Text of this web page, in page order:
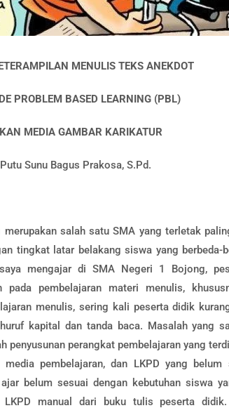
MENULIS TEKS ANEKDOT
PROBLEM BASED LEARNING (PBL)
MEDIA GAMBAR KARIKATUR
Sunu Bagus Prakosa, S.Pd.
salah satu SMA yang terletak
tingkat latar belakang siswa yang berbeda-
mengajar di SMA Negeri 1 Bojong,
pada pembelajaran materi menulis,
menulis, sering kali peserta didik
kapital dan tanda baca. Masalah yang
penyusunan perangkat pembelajaran yang
media pembelajaran, dan LKPD yang belum
belum sesuai dengan kebutuhan siswa
LKPD manual dari buku tulis peserta